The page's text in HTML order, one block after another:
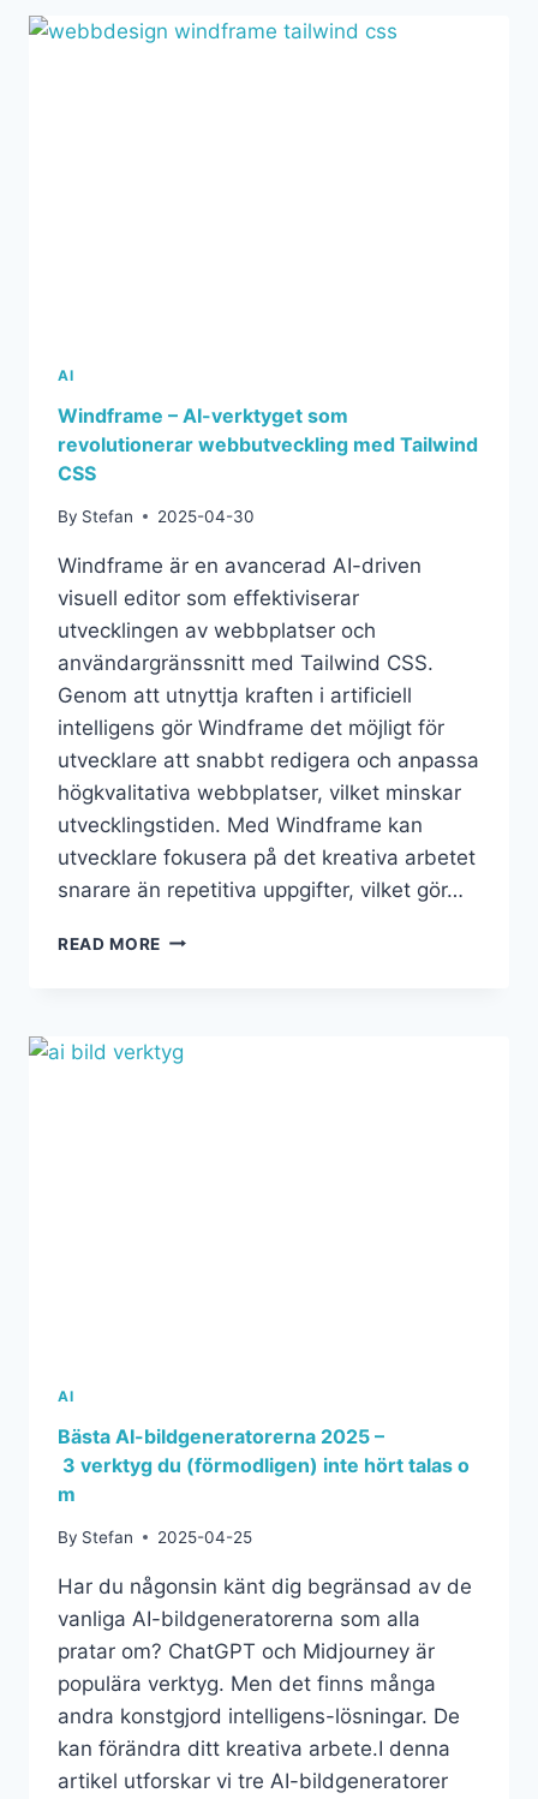
AI
Windframe – AI-verktyget som
revolutionerar webbutveckling med Tailwind
CSS
By Stefan 2025-04-30
Windframe är en avancerad AI-driven
visuell editor som effektiviserar
utvecklingen av webbplatser och
användargränssnitt med Tailwind CSS.
Genom att utnyttja kraften i artificiell
intelligens gör Windframe det möjligt för
utvecklare att snabbt redigera och anpassa
högkvalitativa webbplatser, vilket minskar
utvecklingstiden. Med Windframe kan
utvecklare fokusera på det kreativa arbetet
snarare än repetitiva uppgifter, vilket gör…
READ MORE
AI
Bästa AI-bildgeneratorerna 2025 –
3 verktyg du (förmodligen) inte hört talas o
m
By Stefan 2025-04-25
Har du någonsin känt dig begränsad av de
vanliga AI-bildgeneratorerna som alla
pratar om? ChatGPT och Midjourney är
populära verktyg. Men det finns många
andra konstgjord intelligens-lösningar. De
kan förändra ditt kreativa arbete.I denna
artikel utforskar vi tre AI-bildgeneratorer